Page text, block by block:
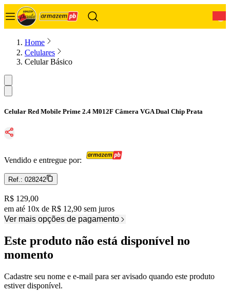
Home
Celulares
Celular Básico
Celular Red Mobile Prime 2.4 M012F Câmera VGA Dual Chip Prata
Vendido e entregue por:
Ref.: 028242
Price:
R$ 129,00
em até 10x de R$ 12,90 sem juros
Ver mais opções de pagamento
Este produto não está disponível no
momento
Cadastre seu nome e e-mail para ser avisado quando este produto
estiver disponível.